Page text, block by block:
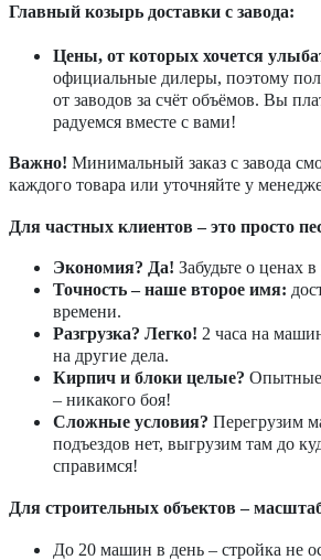
Главный козырь доставки с завода:
Цены, от которых хочется
официальные дилеры, поэтому
от заводов за счёт объёмов. Вы
радуемся вместе с вами!
Важно! Минимальный заказ с завода
каждого товара или уточняйте у
Для частных клиентов – это просто
Экономия? Да! Забудьте о ценах
Точность – наше второе имя:
времени.
Разгрузка? Легко! 2 часа на
на другие дела.
Кирпич и блоки целые? Опытные
– никакого боя!
Сложные условия? Перегрузим
подъездов нет, выгрузим там до
справимся!
Для строительных объектов –
До 20 машин в день – стройка не